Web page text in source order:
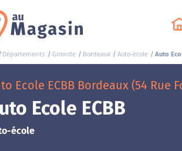
Départements Gironde Bordeaux Auto-école Auto
Ecole ECBB Bordeaux (54 Rue
Ecole ECBB
école